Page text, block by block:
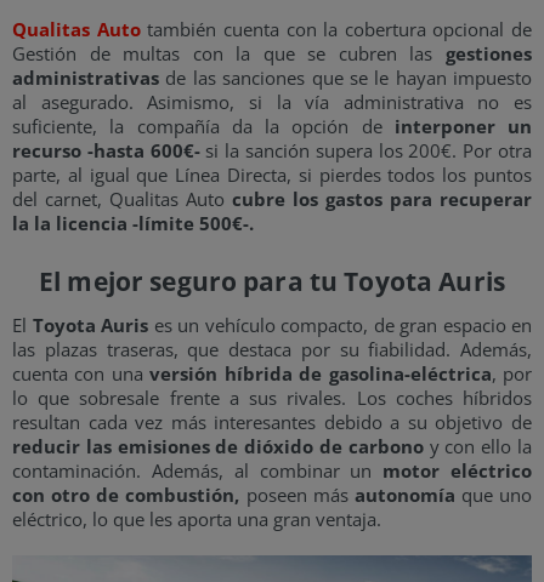
Qualitas Autotambién cuenta con la cobertura opcional de
Gestión de multas con la que se cubren las gestiones
administrativas de las sanciones que se le hayan impuesto
al asegurado. Asimismo, si la vía administrativa no es
suficiente, la compañía da la opción de interponer un
recurso -hasta 600€-si la sanción supera los 200€. Por otra
parte, al igual que Línea Directa, si pierdes todos los puntos
del carnet, Qualitas Auto cubre los gastos para recuperar
la la licencia -límite 500€-.
El mejor seguro para tu Toyota Auris
El Toyota Auris es un vehículo compacto, de gran espacio en
las plazas traseras, que destaca por su fiabilidad. Además,
cuenta con unaversión híbrida de gasolina-eléctrica, por
lo que sobresale frente a sus rivales. Los coches híbridos
resultan cada vez más interesantes debido a su objetivo de
reducir las emisiones de dióxido de carbono y con ello la
contaminación. Además, al combinar un motor eléctrico
con otro de combustión, poseen más autonomía que uno
eléctrico, lo que les aporta una gran ventaja.